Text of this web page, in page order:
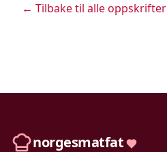
← Tilbake til alle oppskrifter
norgesmatfat